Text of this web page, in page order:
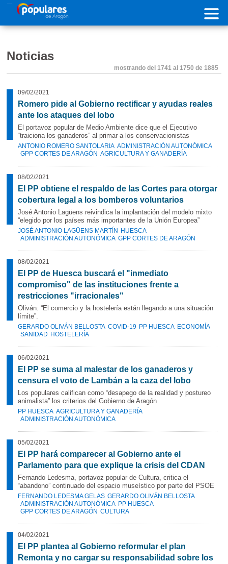
Pasar al contenido principal
Noticias
mostrando del 1741 al 1750 de 1885
09/02/2021
Romero pide al Gobierno rectificar y ayudas reales
ante los ataques del lobo
El portavoz popular de Medio Ambiente dice que el Ejecutivo
“traiciona los ganaderos” al primar a los conservacionistas
ANTONIO ROMERO SANTOLARIA ADMINISTRACIÓN AUTONÓMICA
GPP CORTES DE ARAGÓN AGRICULTURA Y GANADERÍA
08/02/2021
El PP obtiene el respaldo de las Cortes para otorgar
cobertura legal a los bomberos voluntarios
José Antonio Lagüens reivindica la implantación del modelo mixto
“elegido por los países más importantes de la Unión Europea”
JOSÉ ANTONIO LAGÜENS MARTÍN
HUESCA
ADMINISTRACIÓN AUTONÓMICA GPP CORTES DE ARAGÓN
08/02/2021
El PP de Huesca buscará el "inmediato
compromiso" de las instituciones frente a
restricciones "irracionales"
Oliván: “El comercio y la hostelería están llegando a una situación
límite”.
GERARDO OLIVÁN BELLOSTA COVID-19 PP HUESCA ECONOMÍA
SANIDAD HOSTELERÍA
06/02/2021
El PP se suma al malestar de los ganaderos y
censura el voto de Lambán a la caza del lobo
Los populares califican como “desapego de la realidad y postureo
animalista” los criterios del Gobierno de Aragón
PP HUESCA AGRICULTURA Y GANADERÍA
ADMINISTRACIÓN AUTONÓMICA
05/02/2021
El PP hará comparecer al Gobierno ante el
Parlamento para que explique la crisis del CDAN
Fernando Ledesma, portavoz popular de Cultura, critica el
“abandono” continuado del espacio museístico por parte del PSOE
FERNANDO LEDESMA GELAS GERARDO OLIVÁN BELLOSTA
ADMINISTRACIÓN AUTONÓMICA PP HUESCA
GPP CORTES DE ARAGÓN CULTURA
04/02/2021
El PP plantea al Gobierno reformular el plan
Remonta y no cargar su responsabilidad sobre los